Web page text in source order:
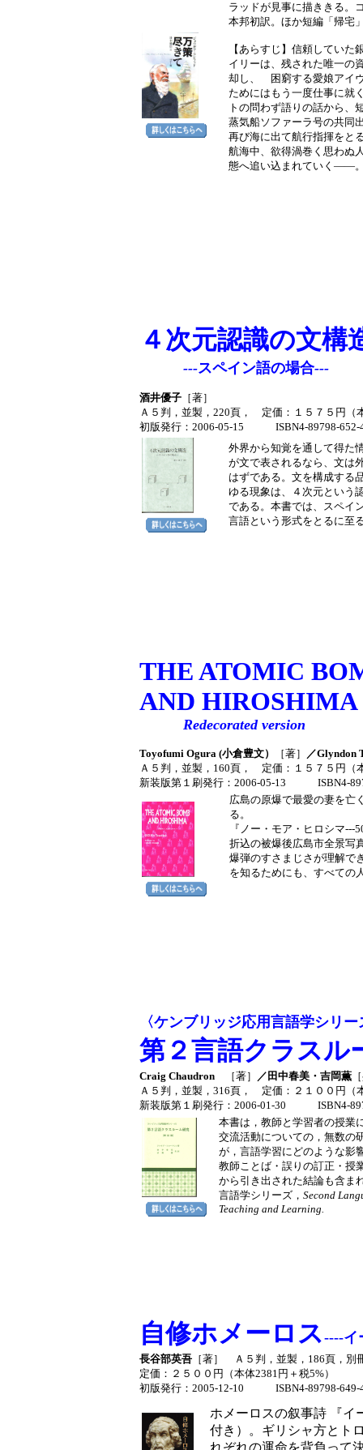
ラッドが見事に描ききる。
本邦初訳。ほか短編「帰宅
【あらすじ】信頼していた
イリーは、残された唯一の
却し、 困窮する愛娘アイ
ためにはもう一度仕事に就
トの問わず語りの話から、
蒸気船ソファーラ号の共
再び海に出て航行指揮をと
航海中、欲得渦巻く思わぬ
態へ追い込まれていく――
４次元認識の文構
---スペイン語の場合---
酒井優子［著］
Ａ５判，並製，220頁， 定価：１５７５円
初版発行：2006-05-15 ISBN4-89798-652-
外界から知覚を通して得た
が文で表されるなら、文は
はずである。文を構成する
ゆる現象は、４次元という
である。本書では、スペイ
言語という形式をとるに至
THE ATOMIC
AND HIROSHIMA
Redecorated version
Toyofumi Ogura (小倉豊文） ［著］
／Glyndon
Ａ５判，並製，160頁， 定価：１５７５円
新装版第１刷発行：2006-05-13 ISBN4-
広島の原爆で最愛の妻を亡
る。
『ノー・モア・ヒロシマ
折込の被爆後広島市全景写
爆弾のすさまじさが理解で
を知るためにも、すべての
〈ケンブリッジ応用言語学シリー
第２言語クラスル
Craig Chaudron ［著］ ／田中春美・吉岡薫
Ａ５判，並製，316頁， 定価：２１００円
新装版第１刷発行：2006-01-30 ISBN4-
本書は，教師と学習者の授業
交流活動についての，無数の
が，言語学習にどのような影
教師ことば・誤りの訂正・授
から引き出された結論も含ま
言語学シリーズ， Second
Teaching and Learning.
自修ホメーロス----イ
長谷部英吾［著］ Ａ５判，並製，186頁，別
定価：２５００円（本体2381円＋税5%）
初版発行：2005-12-10 ISBN4-89798-649-
ホメーロスの叙事詩 『イ
付き）。ギリシャ方とト
れぞれの運命を背負って